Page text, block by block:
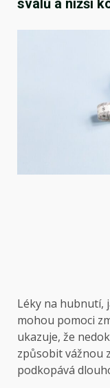
svalů a nižší
Léky na hubnutí,
mohou pomoci
ukazuje, že
způsobit vážnou
podkopává